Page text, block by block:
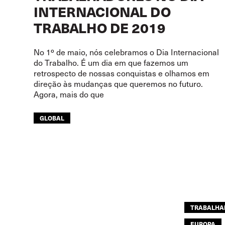
INTERNACIONAL DO
TRABALHO DE 2019
No 1º de maio, nós celebramos o Dia Internacional
do Trabalho. É um dia em que fazemos um
retrospecto de nossas conquistas e olhamos em
direção às mudanças que queremos no futuro.
Agora, mais do que
GLOBAL